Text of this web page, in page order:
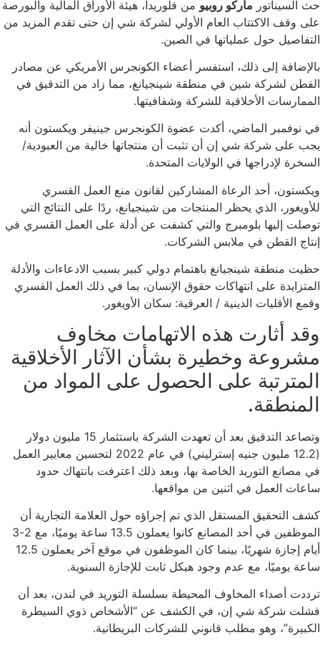
حث السيناتور ماركو روبيو من فلوريدا، هيئة الأوراق المالية والبورصة
على وقف الاكتتاب العام الأولي لشركة شي إن حتى تقدم المزيد من
التفاصيل حول عملياتها في الصين.
بالإضافة إلى ذلك، استفسر أعضاء الكونجرس الأمريكي عن مصادر
القطن لشركة شين في منطقة شينجيانغ، مما زاد من التدقيق في
الممارسات الأخلاقية للشركة وشفافيتها.
في نوفمبر الماضي، أكدت عضوة الكونجرس جينيفر ويكستون أنه
يجب على شركة شي إن أن تثبت أن منتجاتها خالية من العبودية/
السخرة لإدراجها في الولايات المتحدة.
ويكستون، أحد الرعاة المشاركين لقانون منع العمل القسري
للأويغور، الذي يحظر المنتجات من شينجيانغ، ردًا على النتائج التي
توصلت إليها بلومبرج والتي كشفت عن أدلة على العمل القسري في
إنتاج القطن في ملابس الشركات.
حظيت منطقة شينجيانغ باهتمام دولي كبير بسبب الادعاءات والأدلة
المتزايدة على انتهاكات حقوق الإنسان، بما في ذلك العمل القسري
وقمع الأقليات الدينية / العرقية: سكان الأويغور.
وقد أثارت هذه الاتهامات مخاوف
مشروعة وخطيرة بشأن الآثار الأخلاقية
المترتبة على الحصول على المواد من
المنطقة.
وتصاعد التدقيق بعد أن تعهدت الشركة باستثمار 15 مليون دولار
(12.2 مليون جنيه إسترليني) في عام 2022 لتحسين معايير العمل
في مصانع التوريد الخاصة بها، وبعد ذلك اعترفت بانتهاك حدود
ساعات العمل في اثنين من مواقعها.
كشف التحقيق المستقل الذي تم إجراؤه حول العلامة التجارية أن
الموظفين في أحد المصانع كانوا يعملون 13.5 ساعة يوميًا، مع 2-3
أيام إجازة شهريًا، بينما كان الموظفون في موقع آخر يعملون 12.5
ساعة يوميًا، مع عدم وجود هيكل ثابت للإجازة السنوية.
ترددت أصداء المخاوف المحيطة بسلسلة التوريد في لندن، بعد أن
فشلت شركة شي إن، في الكشف عن “الأشخاص ذوي السيطرة
الكبيرة”، وهو مطلب قانوني للشركات البريطانية.